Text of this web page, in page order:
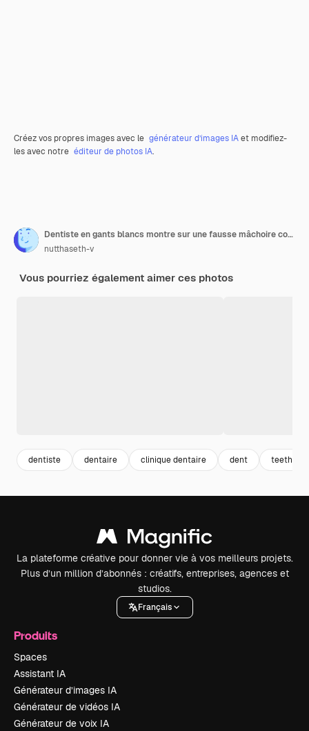
Créez vos propres images avec le générateur d’images IAet modifiez-
les avec notre éditeur de photos IA.
Dentiste en gants blancs montre sur une fausse mâchoire comment se brosser les dents Concept hygiéniste d'un sourire sain et beau
nutthaseth-v
Vous pourriez également aimer ces photos
dentiste dentaire clinique dentaire dent teeth
La plateforme créative pour donner vie à vos meilleurs projets.
Plus d’un million d’abonnés : créatifs, entreprises, agences et
studios.
Français
Produits
Spaces
Assistant IA
Générateur d’images IA
Générateur de vidéos IA
Générateur de voix IA